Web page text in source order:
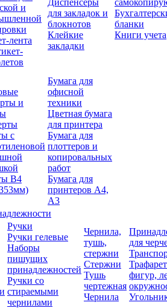
и
лента
Диспенсеры
для закладок и
блокнотов
Клейкие
закладки
бланки
Книги учета
и
с
В4
Бумага для
офисной
техники
Цветная бумага
для принтера
Бумага для
плоттеров и
копировальных
работ
Бумага для
принтеров А4,
А3
Ручки
Ручки гелевые
Наборы
пишущих
принадлежностей
Ручки со
стираемыми
чернилами
Чернила,
тушь,
стержни
Стержни
Тушь
чертежная
Чернила
для
фигур,